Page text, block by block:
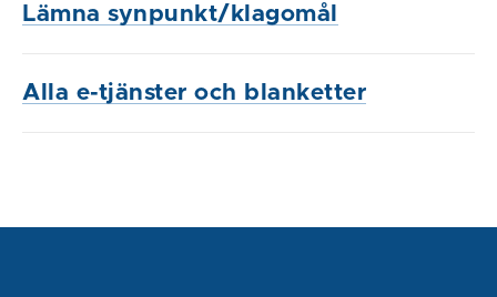
Lämna synpunkt/klagomål
Alla e-tjänster och blanketter